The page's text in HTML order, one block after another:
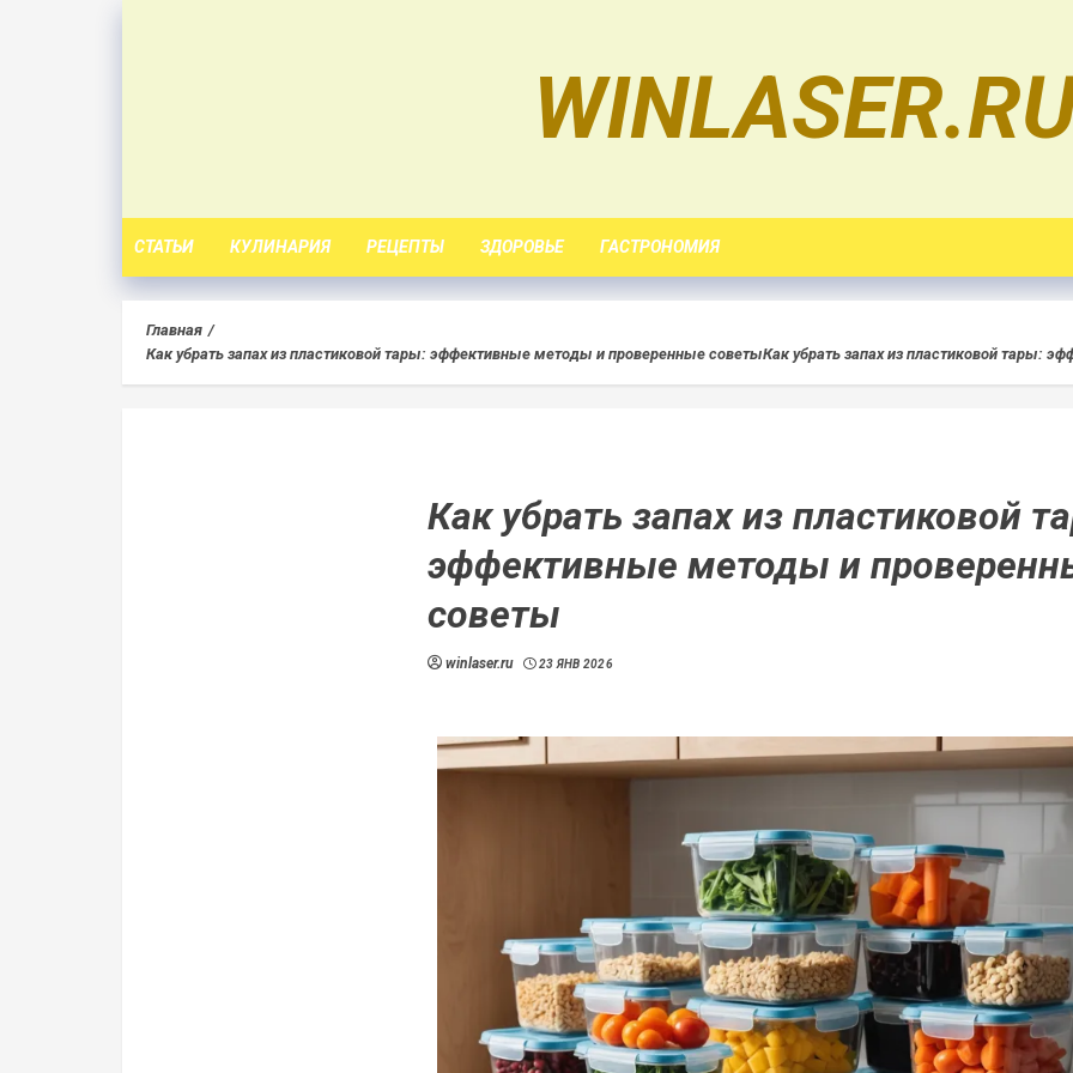
СТАТЬИ КУЛИНАРИЯ РЕЦЕПТЫ ЗДОРОВЬЕ ГАСТРОНОМИЯ
Главная
Как убрать запах из пластиковой тары: эффективные методы и проверенные советыКак убрать запах из пластиковой тары:
Как убрать запах из пластиковой
эффективные методы и
советы
winlaser.ru 23 ЯНВ 2026